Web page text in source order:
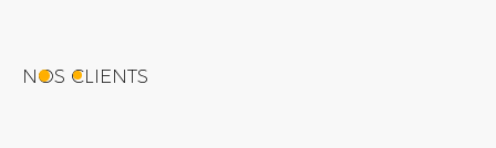
NOS CLIENTS